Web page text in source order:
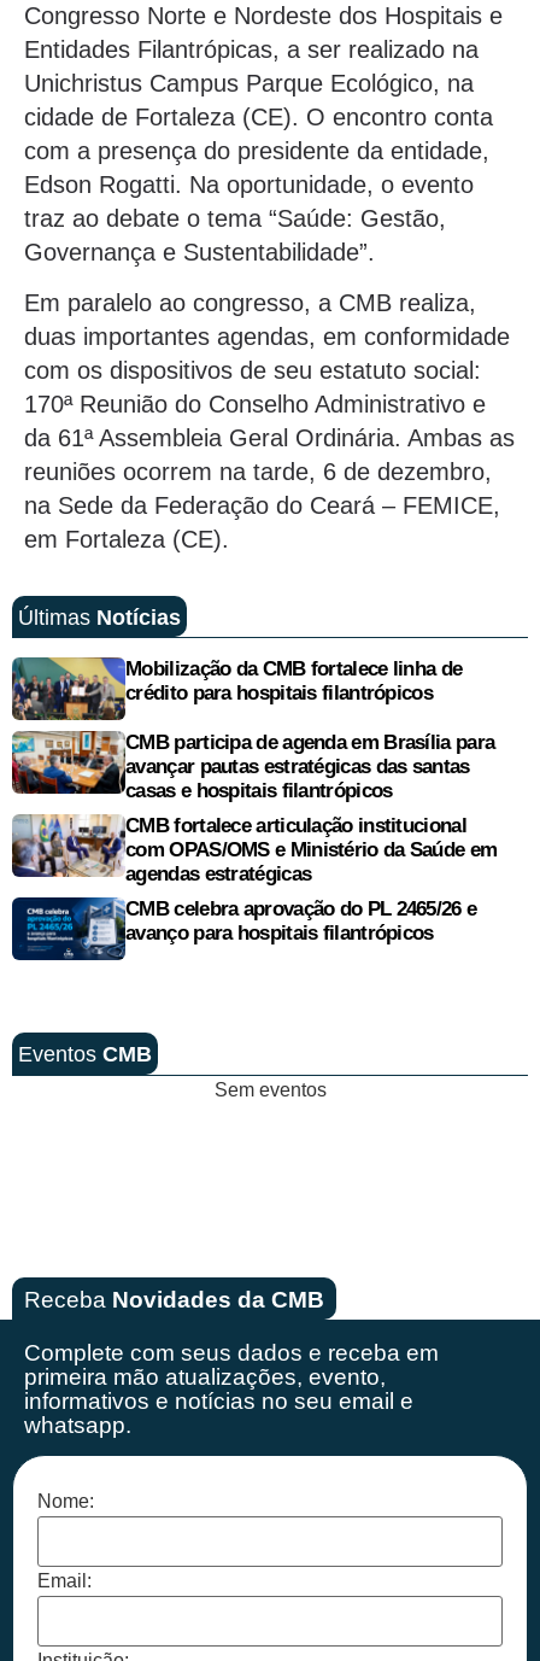
Congresso Norte e Nordeste dos Hospitais e
Entidades Filantrópicas, a ser realizado na
Unichristus Campus Parque Ecológico, na
cidade de Fortaleza (CE). O encontro conta
com a presença do presidente da entidade,
Edson Rogatti. Na oportunidade, o evento
traz ao debate o tema “Saúde: Gestão,
Governança e Sustentabilidade”.
Em paralelo ao congresso, a CMB realiza,
duas importantes agendas, em conformidade
com os dispositivos de seu estatuto social:
170ª Reunião do Conselho Administrativo e
da 61ª Assembleia Geral Ordinária. Ambas as
reuniões ocorrem na tarde, 6 de dezembro,
na Sede da Federação do Ceará – FEMICE,
em Fortaleza (CE).
Últimas Notícias
Mobilização da CMB fortalece linha de
crédito para hospitais filantrópicos
CMB participa de agenda em Brasília para
avançar pautas estratégicas das santas
casas e hospitais filantrópicos
CMB fortalece articulação institucional
com OPAS/OMS e Ministério da Saúde em
agendas estratégicas
CMB celebra aprovação do PL 2465/26 e
avanço para hospitais filantrópicos
Eventos CMB
Sem eventos
Receba Novidades da CMB
Complete com seus dados e receba em
primeira mão atualizações, evento,
informativos e notícias no seu email e
whatsapp.
Nome:
Email: